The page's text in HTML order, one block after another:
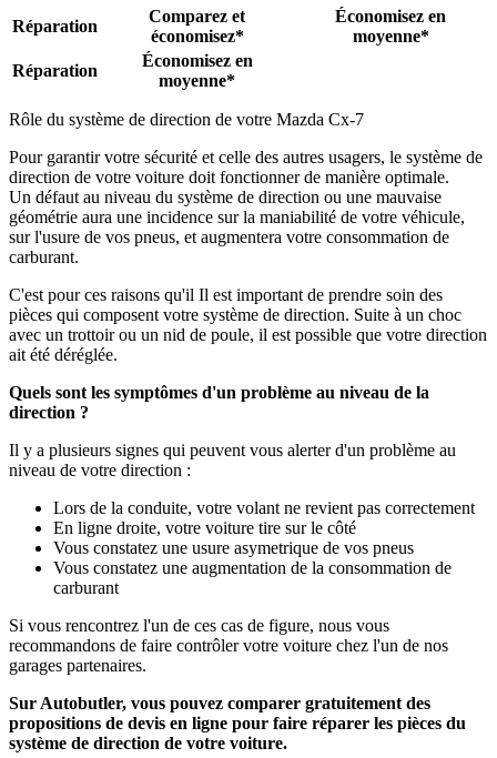
Réparation
Comparez et
économisez*
Économisez en
moyenne*
Réparation
Économisez en
moyenne*
Rôle du système de direction de votre Mazda Cx-7
Pour garantir votre sécurité et celle des autres usagers, le système de
direction de votre voiture doit fonctionner de manière optimale.
Un défaut au niveau du système de direction ou une mauvaise
géométrie aura une incidence sur la maniabilité de votre véhicule,
sur l'usure de vos pneus, et augmentera votre consommation de
carburant.
C'est pour ces raisons qu'il Il est important de prendre soin des
pièces qui composent votre système de direction. Suite à un choc
avec un trottoir ou un nid de poule, il est possible que votre direction
ait été déréglée.
Quels sont les symptômes d'un problème au niveau de la
direction ?
Il y a plusieurs signes qui peuvent vous alerter d'un problème au
niveau de votre direction :
Lors de la conduite, votre volant ne revient pas correctement
En ligne droite, votre voiture tire sur le côté
Vous constatez une usure asymetrique de vos pneus
Vous constatez une augmentation de la consommation de
carburant
Si vous rencontrez l'un de ces cas de figure, nous vous
recommandons de faire contrôler votre voiture chez l'un de nos
garages partenaires.
Sur Autobutler, vous pouvez comparer gratuitement des
propositions de devis en ligne pour faire réparer les pièces du
système de direction de votre voiture.